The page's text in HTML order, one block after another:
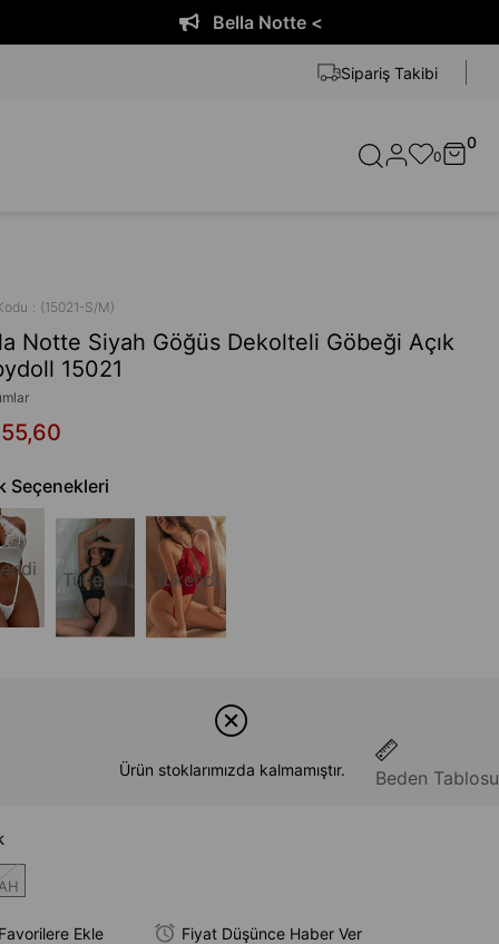
Sipariş Takibi
0
0
(15021-S/M)
Notte Siyah Göğüs Dekolteli Göbeği Açık
15021
Seçenekleri
Tükendi Tükendi
Beden Tablosu
Ürün stoklarımızda kalmamıştır.
Favorilere Ekle Fiyat Düşünce Haber Ver